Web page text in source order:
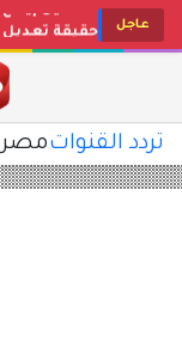
عاجل
مصرتردد القنوات